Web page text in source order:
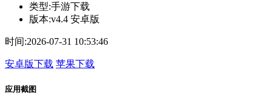
类型:手游下载
版本:v4.4 安卓版
时间:2026-07-31 10:53:46
安卓版下载 苹果下载
应用截图